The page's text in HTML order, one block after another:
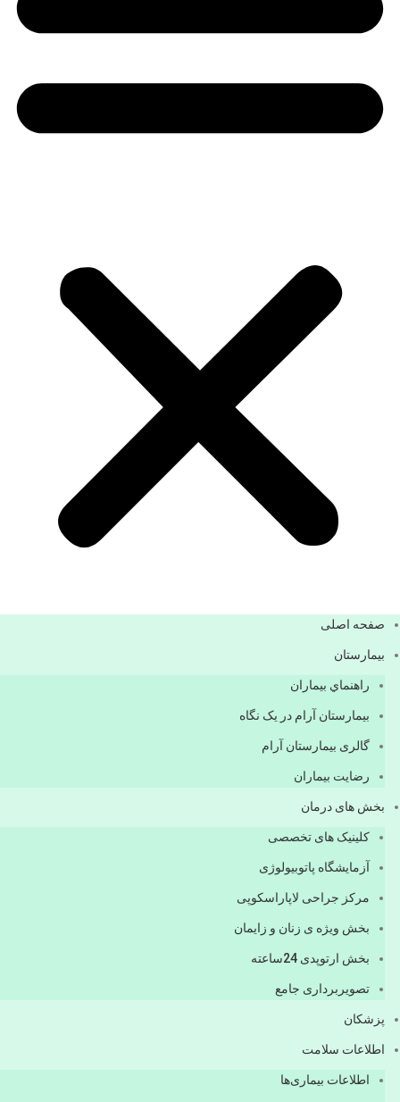
صفحه اصلی
بيمارستان
راهنماي بیماران
بیمارستان آرام در یک نگاه
گالری بیمارستان آرام
رضایت بیماران
بخش های درمان
کلینیک های تخصصی
آزمایشگاه پاتوبیولوژی
مرکز جراحی لاپاراسکوپی
بخش ویژه ی زنان و زایمان
بخش ارتوپدی 24ساعته
تصویربرداری جامع
پزشكان
اطلاعات سلامت
اطلاعات بیماری‌ها